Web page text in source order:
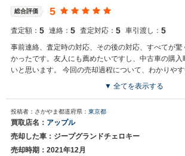
総合評価 5
査定額： 5 連絡： 5 査定対応： 5 車引渡し： 5
事前連絡、査定時の対応、その後の対応、すべてが驚
かったです。友人にも薦めたいですし、中古車の購
いと思います。 今回の売却過程について、わかりや
条書きにします。 ・カーセンサーを通して５社に申
社の方にお越しいただき査定。 ・修理歴、事故歴など
明、その後、各社の方が査定。３０分程度の査定。 ・
方から金額を書いたメモ。 ・すべての査定が終わった
開示、その中で最高額の会社の方と契約。 ・査定終了
買取店からの返信
お世話になっております。 株式会社ネクステージ
度はネクステージをご利用いただきまして誠にあり
た。 弊社スタッフの接客をお褒め頂き光栄です。 今後もご満足いただ
けるよう精進してまいります。 スタッフ一同、ま
▼ 全てを表示する
投稿者：さかやま都道府県： 東京都
買取店名： アップル
売却した車：ジープグランドチェロキー
売却時期：2021年12月